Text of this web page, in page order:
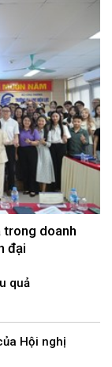
trong doanh
đại
quả
Hội nghị